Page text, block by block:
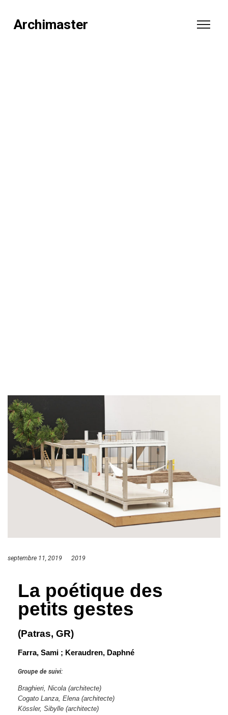
Archimaster
septembre 11, 2019 2019
La poétique des
petits gestes
(Patras, GR)
Farra, Sami ; Keraudren, Daphné
Groupe de suivi:
Braghieri, Nicola (architecte)
Cogato Lanza, Elena (architecte)
Kössler, Sibylle (architecte)